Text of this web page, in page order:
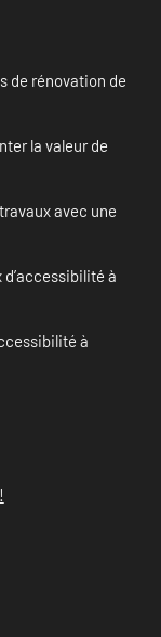
de rénovation de
la valeur de
avec une
à
à